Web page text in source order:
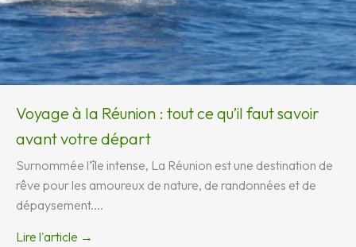
Voyage à la Réunion : tout ce qu’il faut savoir
avant votre départ
Surnommée l’île intense, La Réunion est une destination de
rêve pour les amoureux de nature, de randonnées et de
dépaysement....
Lire l'article →